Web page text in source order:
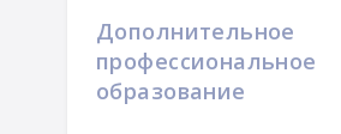
Дополнительное
профессиональное
образование